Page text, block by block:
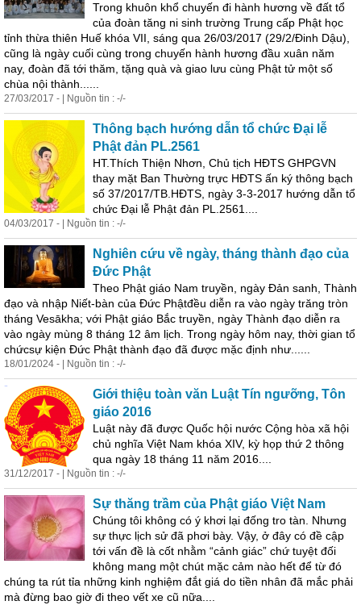
Trong khuôn khổ chuyến đi hành hương về đất tổ
của đoàn tăng ni sinh trường Trung cấp Phật học
tỉnh thừa thiên Huế khóa VII, sáng qua 26/03/2017 (29/2/Đinh Dậu),
cũng là ngày cuối cùng trong chuyến hành hương đầu xuân năm
nay, đoàn đã tới thăm, tặng quà và giao lưu cùng Phật tử một số
chùa nội thành......
27/03/2017 - | Nguồn tin : -/-
Thông bạch hướng dẫn tổ chức Đại lễ
Phật đản PL.2561
HT.Thích Thiện Nhơn, Chủ tịch HĐTS GHPGVN
thay mặt Ban Thường trực HĐTS ấn ký thông bạch
số 37/2017/TB.HĐTS, ngày 3-3-2017 hướng dẫn tổ
chức Đại lễ Phật đản PL.2561....
04/03/2017 - | Nguồn tin : -/-
Nghiên cứu về ngày, tháng thành đạo của
Đức Phật
Theo Phật giáo Nam truyền, ngày Đản sanh, Thành
đạo và nhập Niết-bàn của Đức Phậtđều diễn ra vào ngày trăng tròn
tháng Vesākha; với Phật giáo Bắc truyền, ngày Thành đạo diễn ra
vào ngày mùng 8 tháng 12 âm lịch. Trong ngày hôm nay, thời gian tổ
chứcsự kiện Đức Phật thành đạo đã được mặc định như......
18/01/2024 - | Nguồn tin : -/-
Giới thiệu toàn văn Luật Tín ngưỡng, Tôn
giáo 2016
Luật này đã được Quốc hội nước Cộng hòa xã hội
chủ nghĩa Việt Nam khóa XIV, kỳ họp thư ́ 2 thông
qua ngày 18 tháng 11 năm 2016....
31/12/2017 - | Nguồn tin : -/-
Sự thăng trầm của Phật giáo Việt Nam
Chúng tôi không có ý khơi lại đống tro tàn. Nhưng
sự thực lịch sử đã phơi bày. Vậy, ở đây có đề cập
tới vấn đề là cốt nhằm “cảnh giác” chứ tuyệt đối
không mang một chút mặc cảm nào hết để từ đó
chúng ta rút tỉa những kinh nghiệm đắt giá do tiền nhân đã mắc phải
mà đừng bao giờ đi theo vết xe cũ nữa....